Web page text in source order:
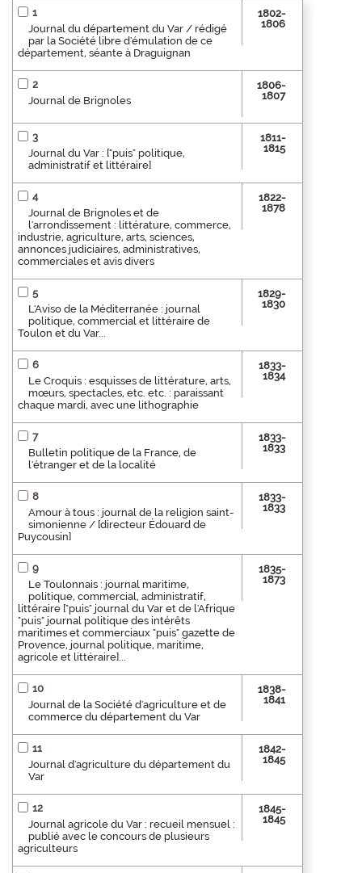
1
Journal du département du Var / rédigé
par la Société libre d'émulation de ce
département, séante à Draguignan
1802-
1806
2
Journal de Brignoles
1806-
1807
3
Journal du Var : ["puis" politique,
administratif et littéraire]
1811-
1815
4
Journal de Brignoles et de
l'arrondissement : littérature, commerce,
industrie, agriculture, arts, sciences,
annonces judiciaires, administratives,
commerciales et avis divers
1822-
1878
5
L'Aviso de la Méditerranée : journal
politique, commercial et littéraire de
Toulon et du Var...
1829-
1830
6
Le Croquis : esquisses de littérature, arts,
mœurs, spectacles, etc. etc. : paraissant
chaque mardi, avec une lithographie
1833-
1834
7
Bulletin politique de la France, de
l'étranger et de la localité
1833-
1833
8
Amour à tous : journal de la religion saint-
simonienne / [directeur Édouard de
Puycousin]
1833-
1833
9
Le Toulonnais : journal maritime,
politique, commercial, administratif,
littéraire ["puis" journal du Var et de l'Afrique
"puis" journal politique des intérêts
maritimes et commerciaux "puis" gazette de
Provence, journal politique, maritime,
agricole et littéraire]...
1835-
1873
10
Journal de la Société d'agriculture et de
commerce du département du Var
1838-
1841
11
Journal d'agriculture du département du
Var
1842-
1845
12
Journal agricole du Var : recueil mensuel :
publié avec le concours de plusieurs
agriculteurs
1845-
1845